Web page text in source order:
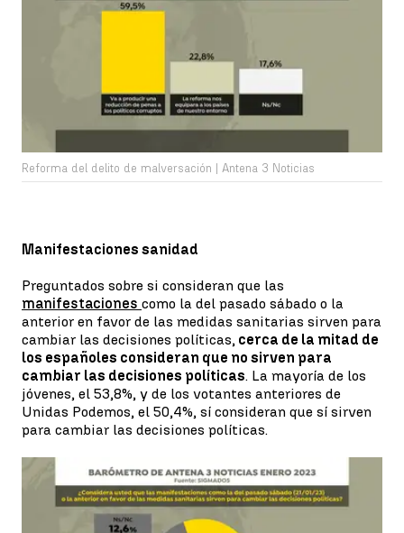
Reforma del delito de malversación | Antena 3 Noticias
Manifestaciones sanidad
Preguntados sobre si consideran que las
manifestaciones como la del pasado sábado o la
anterior en favor de las medidas sanitarias sirven para
cambiar las decisiones políticas, cerca de la mitad de
los españoles consideran que no sirven para
cambiar las decisiones políticas. La mayoría de los
jóvenes, el 53,8%, y de los votantes anteriores de
Unidas Podemos, el 50,4%, sí consideran que sí sirven
para cambiar las decisiones políticas.